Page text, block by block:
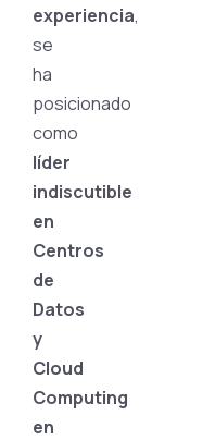
experiencia,
se
ha
posicionado
como
líder
indiscutible
en
Centros
de
Datos
y
Cloud
Computing
en